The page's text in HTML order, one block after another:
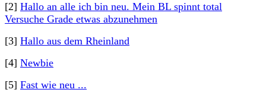
[2] Hallo an alle ich bin neu. Mein BL spinnt total
Versuche Grade etwas abzunehmen
[3] Hallo aus dem Rheinland
[4] Newbie
[5] Fast wie neu ...